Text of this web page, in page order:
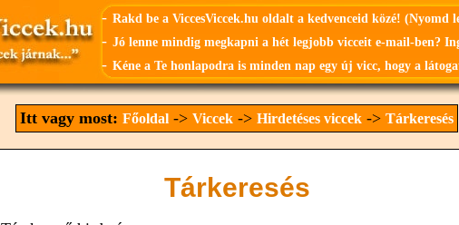
- Rakd be a ViccesViccek.hu oldalt a kedvenceid közé! (Nyomd
- Jó lenne mindig megkapni a hét legjobb vicceit e-mail-ben?
- Kéne a Te honlapodra is minden nap egy új vicc, hogy a
Itt vagy most: Főoldal -> Viccek -> Hirdetéses viccek -> Tárkeresés
Tárkeresés